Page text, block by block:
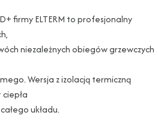
firmy ELTERM to profesjonalny
niezależnych obiegów grzewczych
Wersja z izolacją termiczną
układu.